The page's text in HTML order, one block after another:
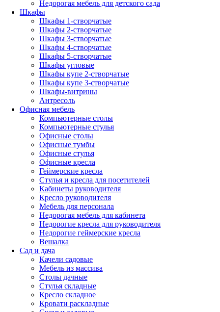
Недорогая мебель для детского сада
Шкафы
Шкафы 1-створчатые
Шкафы 2-створчатые
Шкафы 3-створчатые
Шкафы 4-створчатые
Шкафы 5-створчатые
Шкафы угловые
Шкафы купе 2-створчатые
Шкафы купе 3-створчатые
Шкафы-витрины
Антресоль
Офисная мебель
Компьютерные столы
Компьютерные стулья
Офисные столы
Офисные тумбы
Офисные стулья
Офисные кресла
Геймерские кресла
Стулья и кресла для посетителей
Кабинеты руководителя
Кресло руководителя
Мебель для персонала
Недорогая мебель для кабинета
Недорогие кресла для руководителя
Недорогие геймерские кресла
Вешалка
Сад и дача
Качели садовые
Мебель из массива
Столы дачные
Стулья складные
Кресло складное
Кровати раскладные